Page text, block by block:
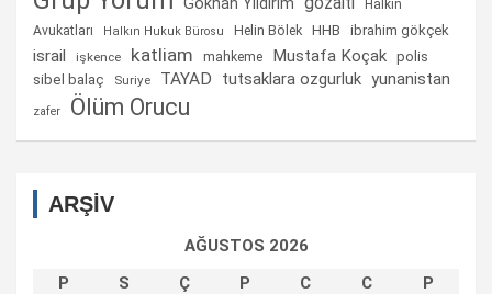
Halkın
Avukatları
Halkın Hukuk Bürosu Helin Bölek HHB ibrahim gökçek
israil işkence katliam mahkeme Mustafa Koçak polis
sibel balaç Suriye TAYAD tutsaklara ozgurluk yunanistan
zafer Ölüm Orucu
ARŞİV
AĞUSTOS 2026
P
S Ç P C C
P